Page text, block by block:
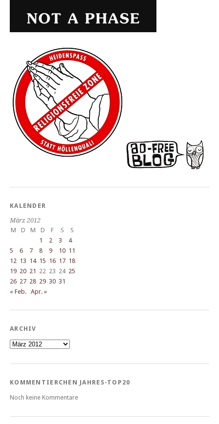
KALENDER
März 2012
M
D M D F S
S
1
2 3
4
5
6 7 8 9 10 11
12 13 14 15 16 17 18
19 20 21 22 23 24 25
26 27 28 29 30 31
« Feb. Apr. »
ARCHIV
Archiv
KOMMENTIERCHEN JAHRES-TOP20
Noch keine Kommentare